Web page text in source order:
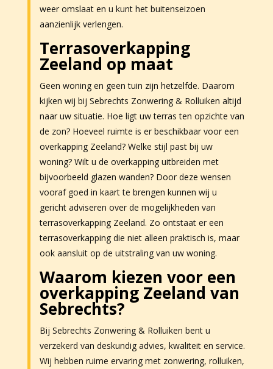
weer omslaat en u kunt het buitenseizoen
aanzienlijk verlengen.
Terrasoverkapping
Zeeland op maat
Geen woning en geen tuin zijn hetzelfde. Daarom
kijken wij bij Sebrechts Zonwering & Rolluiken altijd
naar uw situatie. Hoe ligt uw terras ten opzichte van
de zon? Hoeveel ruimte is er beschikbaar voor een
overkapping Zeeland? Welke stijl past bij uw
woning? Wilt u de overkapping uitbreiden met
bijvoorbeeld glazen wanden? Door deze wensen
vooraf goed in kaart te brengen kunnen wij u
gericht adviseren over de mogelijkheden van
terrasoverkapping Zeeland. Zo ontstaat er een
terrasoverkapping die niet alleen praktisch is, maar
ook aansluit op de uitstraling van uw woning.
Waarom kiezen voor een
overkapping Zeeland van
Sebrechts?
Bij Sebrechts Zonwering & Rolluiken bent u
verzekerd van deskundig advies, kwaliteit en service.
Wij hebben ruime ervaring met zonwering, rolluiken,